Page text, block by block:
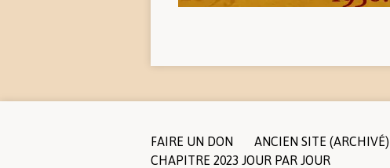
FAIRE UN DON ANCIEN SITE (ARCHIVÉ)
CHAPITRE 2023 JOUR PAR JOUR